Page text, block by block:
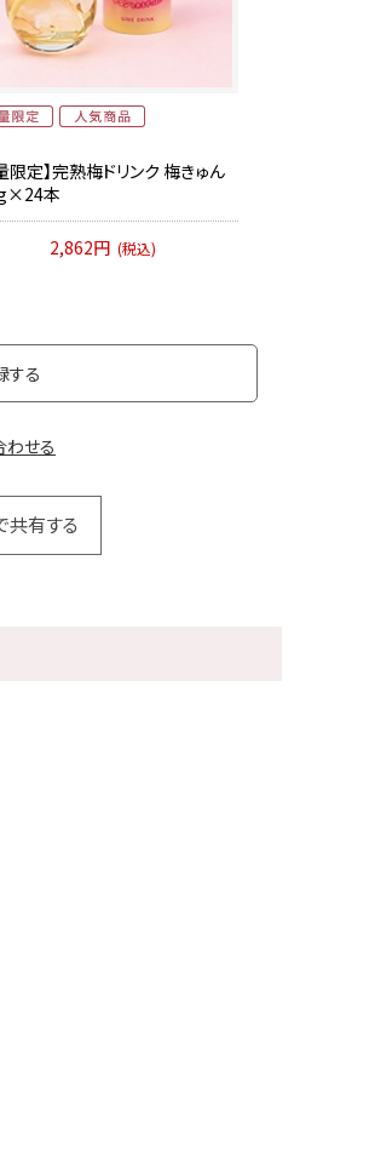
限定】完熟梅ドリンク 梅きゅん
本
2,862円 (税込)
わせる
共有する
する